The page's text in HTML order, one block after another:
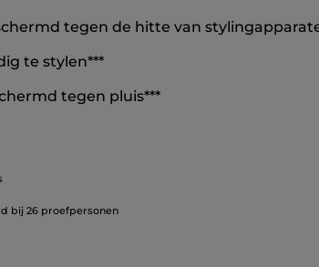
tegen de hitte van
te stylen***
tegen pluis***
bij 26 proefpersonen